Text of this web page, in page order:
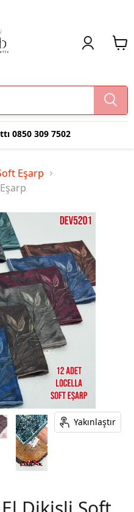
0850 309 7502
Eşarp
Yakınlaştır